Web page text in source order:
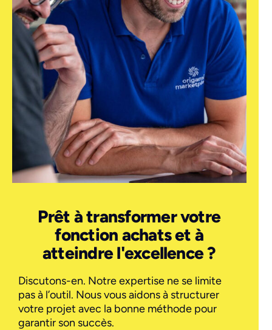
Prêt à transformer votre
fonction achats et à
atteindre l'excellence ?
Discutons-en. Notre expertise ne se limite
pas à l’outil. Nous vous aidons à structurer
votre projet avec la bonne méthode pour
garantir son succès.